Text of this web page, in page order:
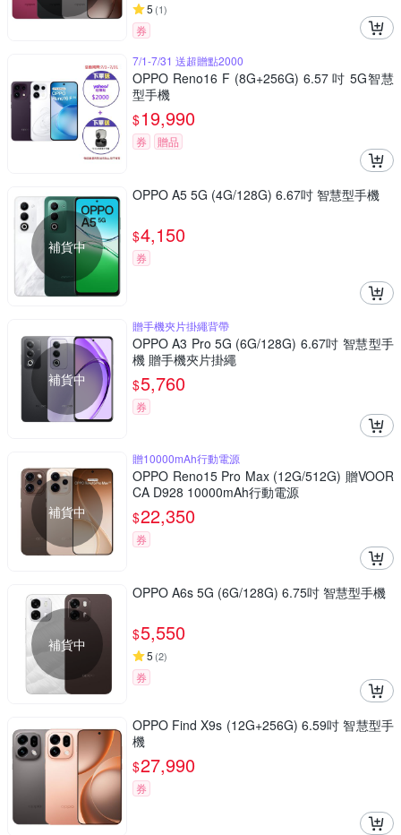
5 (1)
券
7/1-7/31 送超贈點2000
OPPO Reno16 F (8G+256G) 6.57 吋 5G智慧
型手機
$19,990
券 贈品
補貨中
OPPO A5 5G (4G/128G) 6.67吋 智慧型手機
$4,150
券
補貨中
贈手機夾片掛繩背帶
OPPO A3 Pro 5G (6G/128G) 6.67吋 智慧型手
機 贈手機夾片掛繩
$5,760
券
補貨中
贈10000mAh行動電源
OPPO Reno15 Pro Max (12G/512G) 贈VOOR
CA D928 10000mAh行動電源
$22,350
券
補貨中
OPPO A6s 5G (6G/128G) 6.75吋 智慧型手機
$5,550
5 (2)
券
OPPO Find X9s (12G+256G) 6.59吋 智慧型手
機
$27,990
券